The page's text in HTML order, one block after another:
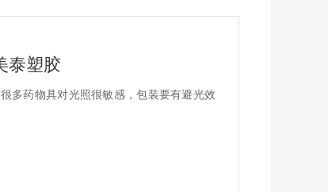
泰塑胶
多药物具对光照很敏感，包装要有避光效